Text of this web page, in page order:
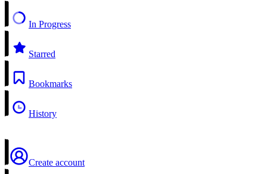
In Progress
Starred
Bookmarks
History
Create account